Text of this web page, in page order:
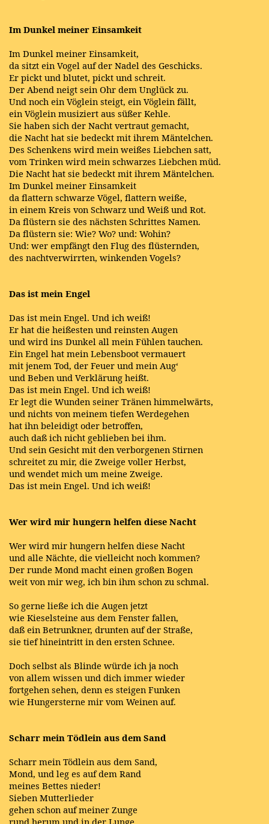
Im Dunkel meiner Einsamkeit
Im Dunkel meiner Einsamkeit,
da sitzt ein Vogel auf der Nadel des Geschicks.
Er pickt und blutet, pickt und schreit.
Der Abend neigt sein Ohr dem Unglück zu.
Und noch ein Vöglein steigt, ein Vöglein fällt,
ein Vöglein musiziert aus süßer Kehle.
Sie haben sich der Nacht vertraut gemacht,
die Nacht hat sie bedeckt mit ihrem Mäntelchen.
Des Schenkens wird mein weißes Liebchen satt,
vom Trinken wird mein schwarzes Liebchen müd.
Die Nacht hat sie bedeckt mit ihrem Mäntelchen.
Im Dunkel meiner Einsamkeit
da flattern schwarze Vögel, flattern weiße,
in einem Kreis von Schwarz und Weiß und Rot.
Da flüstern sie des nächsten Schrittes Namen.
Da flüstern sie: Wie? Wo? und: Wohin?
Und: wer empfängt den Flug des flüsternden,
des nachtverwirrten, winkenden Vogels?
Das ist mein Engel
Das ist mein Engel. Und ich weiß!
Er hat die heißesten und reinsten Augen
und wird ins Dunkel all mein Fühlen tauchen.
Ein Engel hat mein Lebensboot vermauert
mit jenem Tod, der Feuer und mein Aug‘
und Beben und Verklärung heißt.
Das ist mein Engel. Und ich weiß!
Er legt die Wunden seiner Tränen himmelwärts,
und nichts von meinem tiefen Werdegehen
hat ihn beleidigt oder betroffen,
auch daß ich nicht geblieben bei ihm.
Und sein Gesicht mit den verborgenen Stirnen
schreitet zu mir, die Zweige voller Herbst,
und wendet mich um meine Zweige.
Das ist mein Engel. Und ich weiß!
Wer wird mir hungern helfen diese Nacht
Wer wird mir hungern helfen diese Nacht
und alle Nächte, die vielleicht noch kommen?
Der runde Mond macht einen großen Bogen
weit von mir weg, ich bin ihm schon zu schmal.
So gerne ließe ich die Augen jetzt
wie Kieselsteine aus dem Fenster fallen,
daß ein Betrunkner, drunten auf der Straße,
sie tief hineintritt in den ersten Schnee.
Doch selbst als Blinde würde ich ja noch
von allem wissen und dich immer wieder
fortgehen sehen, denn es steigen Funken
wie Hungersterne mir vom Weinen auf.
Scharr mein Tödlein aus dem Sand
Scharr mein Tödlein aus dem Sand,
Mond, und leg es auf dem Rand
meines Bettes nieder!
Sieben Mutterlieder
gehen schon auf meiner Zunge
rund herum und in der Lunge